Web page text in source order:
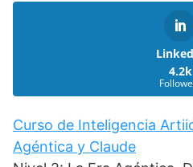
4.2k
Curso de Inteligencia
Agéntica y Claude